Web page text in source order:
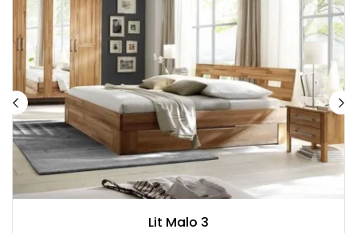
Lit Malo 3